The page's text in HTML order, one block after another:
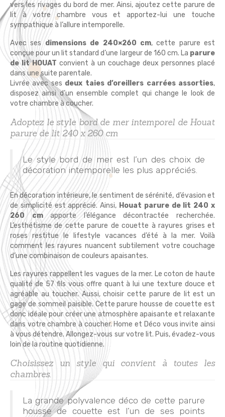
vers les rivages du bord de mer. Ainsi, ajoutez cette parure de
lit à votre chambre vous et apportez-lui une touche
sympathique à l’allure intemporelle.
Avec sesdimensions de 240×260 cm, cette parure est
conçue pour un lit standard d’une largeur de 160 cm. La parure
de lit HOUAT convient à un couchage deux personnes placé
dans une suite parentale.
Livrée avec ses deux taies d’oreillers carrées assorties,
disposez ainsi d’un ensemble complet qui change le look de
votre chambre à coucher.
Adoptez le style bord de mer intemporel de Houat
parure de lit 240 x 260 cm
Le style bord de mer est l’un des choix de
décoration intemporelle les plus appréciés.
En décoration intérieure, le sentiment de sérénité, d’évasion et
de simplicité est apprécié. Ainsi, Houat parure de lit 240 x
260 cmapporte l’élégance décontractée recherchée.
L’esthétisme de cette parure de couette à rayures grises et
roses restitue le lifestyle vacances d’été à la mer. Voilà
comment les rayures nuancent subtilement votre couchage
d’une combinaison de couleurs apaisantes.
Les rayures rappellent les vagues de la mer. Le coton de haute
qualité de 57 fils vous offre quant à lui une texture douce et
agréable au toucher. Aussi, choisir cette parure de lit est un
gage de sommeil paisible. Cette parure housse de couette est
donc idéale pour créer une atmosphère apaisante et relaxante
dans votre chambre à coucher. Home et Déco vous invite ainsi
à vous détendre. Allongez-vous sur votre lit. Puis, évadez-vous
loin de la routine quotidienne.
Choisissez un style qui convient à toutes les
chambres.
La grande polyvalence déco de cette parure
housse de couette est l’un de ses points